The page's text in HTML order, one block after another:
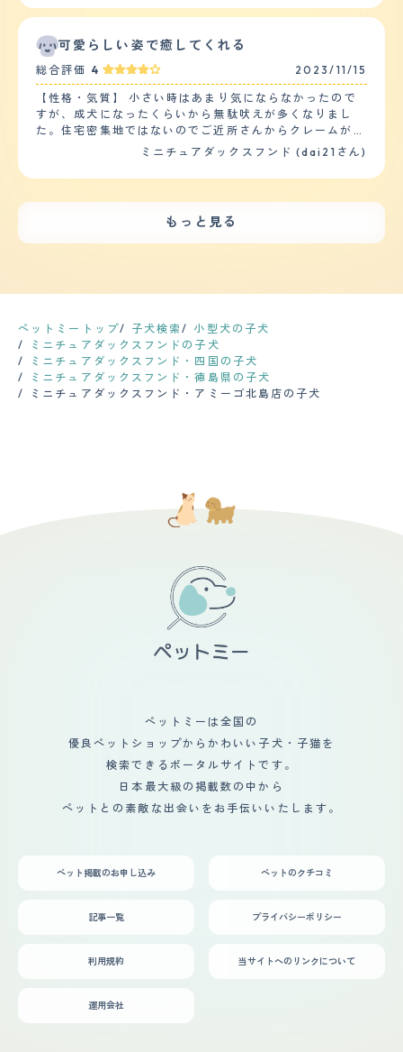
鼻が尖っておりよく鳴き声が通りやすいので鳴き声につい
猟犬だったということもあり、活気盛んな子が多いのでよ
く吠える子が多いのも特徴です。 【総評】 短い足と胴長
の胴体という非常に愛くるしい姿が特徴的です。ペットシ
ョップで初めて出会った際は、ちょこちょこと歩く姿に一
目惚れしてしまい、お家にお迎えすることを決めました。
ワンチャンを迎え入れた後は、ワンチャン中心の生活にな
ってしまい、日々家族がワンチャンの悪さやイタズラに振
り回されています笑。散歩も必須になっていてルーティン
をしてはダメなのか考えている様子なので、しつけはしや
すいと評価しています。散歩は1回20分を1日2回行ってい
ます。家の中でも走り回っているので、運動量はかなり多
いです。 【お手入れ】 毛が長いのでブラッシングやカッ
トは欠かせません。カットも少なくとも月に1度は行わな
いといけません。気をつけているのは足の毛です。毛が伸
びていると滑って転んでしまうリスクがあるので、足の毛
は毎週必ずチェックしています。シャンプーは2週間に1回
くらいの頻度でしています。シャンプーをすると毛量にか
なりの変化が見えるため、抜け毛はかなりあります。シャ
ンプーをしないと抜け毛で家の中が毛だらけになってしま
ます。今のところ目薬で対処しています。 【鳴き声】 我
が家にきたばかりの頃は高い声で可愛らしく思っていまし
いかと気になることが少なくないです。夜中にバイクの音
いなく接してくれるので、犬が好きな方であれば楽しく過
ごすことができると思います。ペットショップで購入した
のですが、最初は違う犬種を考えていました。私を見て可
愛らしい姿で訴えているのを見て、一目惚れして予定を変
更しました。抱っこしてみたら天使のように感じられて、
て、いずれは2人で散歩する姿を見るのが楽しみです。赤
ちゃんが嫌がることは絶対にしないので、今のところ不安
たく動かないので、他の動物と触れ合ったことがない。
一度覚えればちゃんと用を足しに行く。 16年育てている
うちに3回引っ越しがあったが、その度にトイレの場所は
きちんと覚えてくれた。 【健康・寿命】 8歳の時に一度
ヘルニアを発症したが、その後リハビリとアンチノールと
いうサプリを飲ませていたら完治した。 それ以降一度も
ヘルニアの再発はしていないが、アンチノールだけはそれ
からずっと飲ませている。 13歳頃から歯石がひどくな
り、歯石除去手術をこの2年の間に2回行った。今は犬歯
15歳でも一度再発した。 1～2週間で状態は良くなる為、
今は問題なく元気に過ごしている。 毎年一度の健康診断
【毛の手入れ・シャンプー回数】 毛の長さはロングで柔
らかい。 シャンプーは月に一度トリミングサロンに行
き、普段は週に2回くらい自宅でブラッシングしている。
換毛期はやはり沢山抜けるので、ブラッシングを何度して
もいくらでも抜ける。 毛が落ちるのを防ぐ為に基本的に
というか嫌だなと思ったことは、 先代のワンコが亡くな
った時にペットロスに陥ったので、 またそういう経験を
することになるのを受け入れられないと思い、私自身は飼
が、 ラムが5歳の時に母が急逝し、母を亡くした喪失感や
悲しさから半年くらい引きこもってしまったが、 その時
に心の支えになったのがラムの存在だった。 私がお世話
のバトンタッチをすることになり、結局可愛くて仕方ない
存在になった。 自分が結婚して家を出るときに一緒に引
っ越しをしたが、 環境が変わっても適応力が高いのか特
も飲みに出かけたりということがほぼ無くない。 旅行な
どもシニアとなった今では預けられるところもない為、一
も一緒にいられるようにしている。
可愛らしい姿で癒してくれる
総合評価 4 2023/11/15
【性格・気質】 小さい時はあまり気にならなかったので
すが、成犬になったくらいから無駄吠えが多くなりまし
た。住宅密集地ではないのでご近所さんからクレームが来
たことはありませんが、集合住宅などで飼う場合はしつけ
をしっかりしないと大変かもしれないです。犬に対しては
敵対しますが、人にはなつっこくて可愛がられています。
ていたので、誰に対してもお腹を見せるようになりまし
た。 【健康・寿命】 健康面で気になるのは、胃腸があま
ありませんが、このまま続くようであれば対策をしようと
っています。1回あたりの時間は15分くらいですが、ジョ
ギングくらいのペースで走るので運動量としては多いと思
います。家の中でもスイッチが入ると止まらなくなりま
す。特に寝る前に走り回ることが多いです。 【毛の手入
れ・シャンプー回数】 シャンプーは2週間に1度、ブラッ
す。尻尾の毛をほうきの形にカットするのがこだわりで
って遊んでいます。常に落ちついている犬種より、感情を
出してくれた方が何を求めているのかが分かるので飼育し
やすいです。ペットショップで一目惚れをして飼うことを
決めました。抱かせてもらった時に逃げようとしなかった
ので、問題なく生活できそうだと感じました。家族は犬を
飼うことに前向きではありませんでした。面倒は自分でみ
すことが多かったのですが、犬と遊ぶためにリビングで過
ごすようになって、コミュニケーションが以前より増えた
のは間違いないです。犬がきっかけになって、ここまで生
活が変わるとは思っていなかったので、正直ビックリして
ミニチュアダックスフンド (dai21さん)
もっと見る
ペットミートップ 子犬検索
小型犬の子犬
ミニチュアダックスフンドの子犬
ミニチュアダックスフンド・四国の子犬
ミニチュアダックスフンド・徳島県の子犬
ミニチュアダックスフンド・アミーゴ北島店の子犬
ペットミーは全国の
優良ペットショップからかわいい子犬・子猫を
検索できるポータルサイトです。
日本最大級の掲載数の中から
ペットとの素敵な出会いをお手伝いいたします。
ペット掲載のお申し込み ペットのクチコミ
記事一覧 プライバシーポリシー
利用規約 当サイトへのリンクについて
運用会社